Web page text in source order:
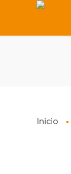
Inicio